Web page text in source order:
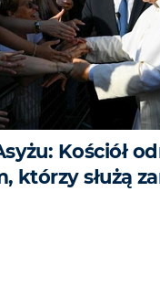
Kościół
którzy służą